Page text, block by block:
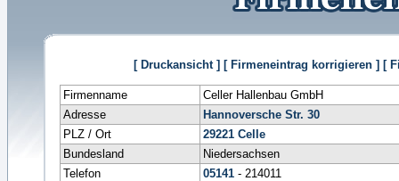
[ Druckansicht ] [ Firmeneintrag korrigieren ] [
Firmenname
Celler Hallenbau GmbH
Adresse
Hannoversche Str. 30
PLZ / Ort
29221 Celle
Bundesland
Niedersachsen
Telefon
05141- 214011